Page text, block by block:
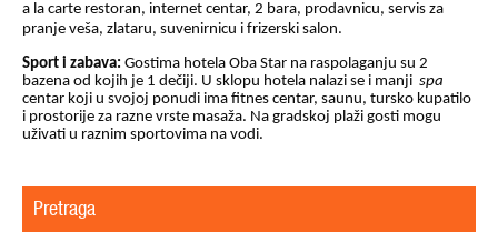
a la carte restoran, internet centar, 2 bara, prodavnicu, servis za
pranje veša, zlataru, suvenirnicu i frizerski salon.
Sport i zabava: Gostima hotela Oba Star na raspolaganju su 2
bazena od kojih je 1 dečiji. U sklopu hotela nalazi se i manji spa
centar koji u svojoj ponudi ima fitnes centar, saunu, tursko kupatilo
i prostorije za razne vrste masaža. Na gradskoj plaži gosti mogu
uživati u raznim sportovima na vodi.
Pretraga